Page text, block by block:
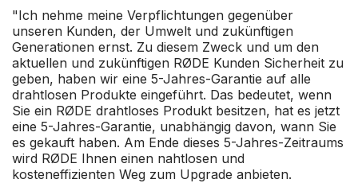
"Ich nehme meine Verpflichtungen gegenüber
unseren Kunden, der Umwelt und zukünftigen
Generationen ernst. Zu diesem Zweck und um den
aktuellen und zukünftigen RØDE Kunden Sicherheit zu
geben, haben wir eine 5-Jahres-Garantie auf alle
drahtlosen Produkte eingeführt. Das bedeutet, wenn
Sie ein RØDE drahtloses Produkt besitzen, hat es jetzt
eine 5-Jahres-Garantie, unabhängig davon, wann Sie
es gekauft haben. Am Ende dieses 5-Jahres-Zeitraums
wird RØDE Ihnen einen nahtlosen und
kosteneffizienten Weg zum Upgrade anbieten.